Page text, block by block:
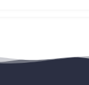
قدرت‌ها و ضعف‌های